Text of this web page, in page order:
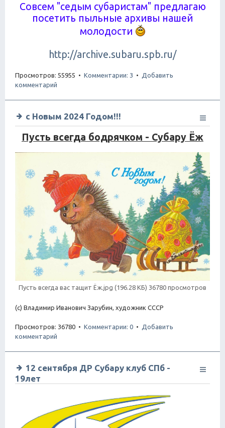
Совсем "седым субаристам" предлагаю
посетить пыльные архивы нашей
молодости
http://archive.subaru.spb.ru/
Просмотров: 55955 • Комментарии: 3 •
Добавить
комментарий
с Новым 2024 Годом!!!
Пусть всегда бодрячком - Субару Ёж
Пусть всегда вас тащит Ёж.jpg (196.28 КБ) 36780 просмотров
(с) Владимир Иванович Зарубин, художник СССР
Просмотров: 36780 • Комментарии: 0 •
Добавить
комментарий
12 сентября ДР Субару клуб СПб -
19лет